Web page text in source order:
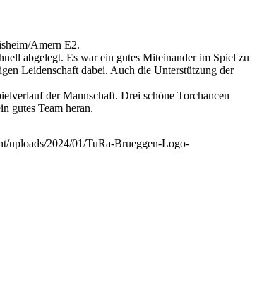
Amern E2.
abgelegt. Es war ein gutes Miteinander im Spiel zu
Leidenschaft dabei. Auch die Unterstützung der
der Mannschaft. Drei schöne Torchancen
gutes Team heran.
uploads/2024/01/TuRa-Brueggen-Logo-